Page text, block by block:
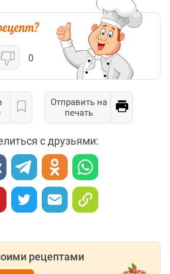
0
Отправить на
печать
с друзьями:
рецептами